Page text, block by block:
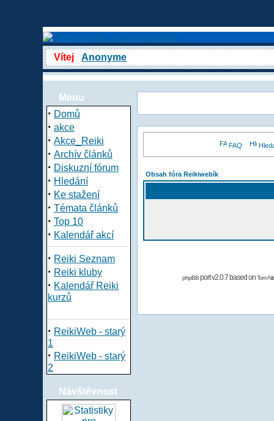
Vítej Anonyme
Menu
· Domů
· akce
· Akce_Reiki
· Archív článků
· Diskuzní fórum
· Hledání
· Ke stažení
· Témata článků
· Top 10
· Kalendář akcí
· Reiki Seznam
· Reiki kluby
· Kalendář Reiki
kurzů
· ReikiWeb - starý
1
· ReikiWeb - starý
2
Návštěvnost
FAQ
Obsah fóra Reikiwebík
phpBBport v2.0.7 based onTom